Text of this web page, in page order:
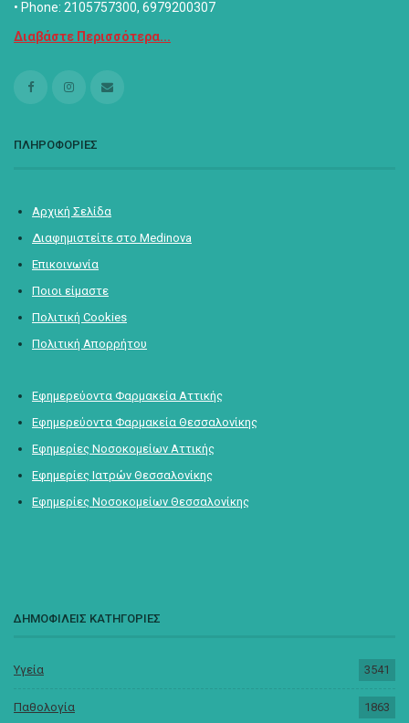
• Phone: 2105757300, 6979200307
Διαβάστε Περισσότερα...
ΠΛΗΡΟΦΟΡΙΕΣ
Αρχική Σελίδα
Διαφημιστείτε στο Medinova
Επικοινωνία
Ποιοι είμαστε
Πολιτική Cookies
Πολιτική Απορρήτου
Εφημερεύοντα Φαρμακεία Αττικής
Εφημερεύοντα Φαρμακεία Θεσσαλονίκης
Εφημερίες Νοσοκομείων Αττικής
Εφημερίες Ιατρών Θεσσαλονίκης
Εφημερίες Νοσοκομείων Θεσσαλονίκης
ΔΗΜΟΦΙΛΕΙΣ ΚΑΤΗΓΟΡΙΕΣ
Υγεία 3541
Παθολογία 1863